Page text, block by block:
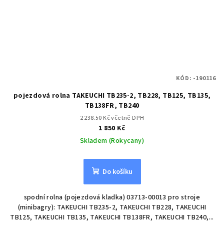
pojezdová rolna TAKEUCHI TB235-2, TB228, TB125, TB135,
TB138FR, TB240
2 238.50 Kč včetně DPH
1 850 Kč
Skladem (Rokycany)
Do košíku
spodní rolna (pojezdová kladka) 03713-00013 pro stroje
(minibagry): TAKEUCHI TB235-2, TAKEUCHI TB228, TAKEUCHI
TB125, TAKEUCHI TB135, TAKEUCHI TB138FR, TAKEUCHI TB240,...
KÓD: -190116